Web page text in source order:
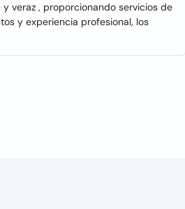
veraz , proporcionando servicios de
y experiencia profesional, los